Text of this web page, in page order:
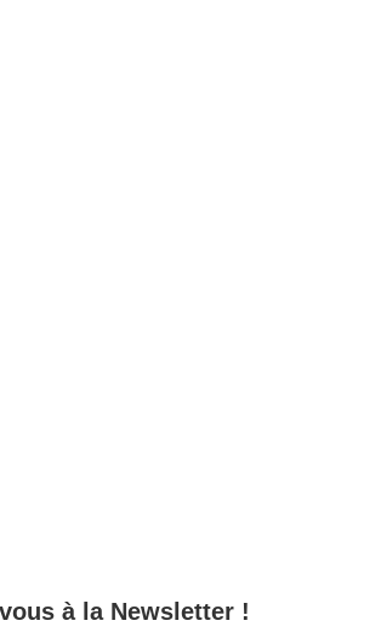
à la Newsletter !